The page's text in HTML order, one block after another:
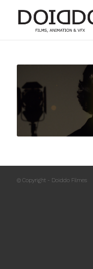
© Copyright - Doiddo Filmes